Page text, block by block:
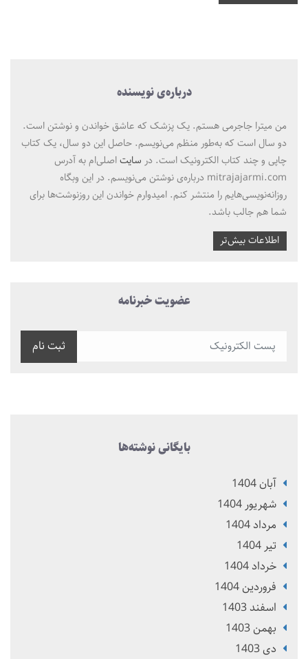
درباره‌ی نویسنده
من میترا جاجرمی هستم. یک پزشک که عاشق خواندن و نوشتن است.
دو سال است که به‌طور منظم می‌نویسم. حاصل این دو سال، یک کتاب
چاپی و چند کتاب الکترونیک است. در سایتاصلی‌ام به آدرس
mitrajajarmi.com درباره‌ی نوشتن می‌نویسم. در این وبگاه
روزانه‌نویسی‌هایم را منتشر کنم. امیدوارم خواندن این روزنوشت‌ها برای
شما هم جالب باشد.
اطلاعات بیش‌تر
عضویت خبرنامه
ثبت نام
بایگانی نوشته‌ها
آبان 1404
شهریور 1404
مرداد 1404
تير 1404
خرداد 1404
فروردین 1404
اسفند 1403
بهمن 1403
دی 1403